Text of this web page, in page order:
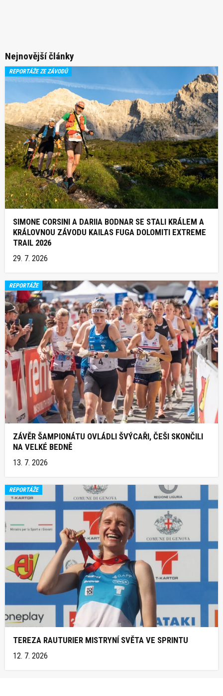
Nejnovější články
REPORTÁŽE ZE ZÁVODŮ
SIMONE CORSINI A DARIIA BODNAR SE STALI KRÁLEM A
KRÁLOVNOU ZÁVODU KAILAS FUGA DOLOMITI EXTREME
TRAIL 2026
29. 7. 2026
REPORTÁŽE
ZÁVĚR ŠAMPIONÁTU OVLÁDLI ŠVÝCAŘI, ČEŠI SKONČILI
NA VELKÉ BEDNĚ
13. 7. 2026
REPORTÁŽE
TEREZA RAUTURIER MISTRYNÍ SVĚTA VE SPRINTU
12. 7. 2026